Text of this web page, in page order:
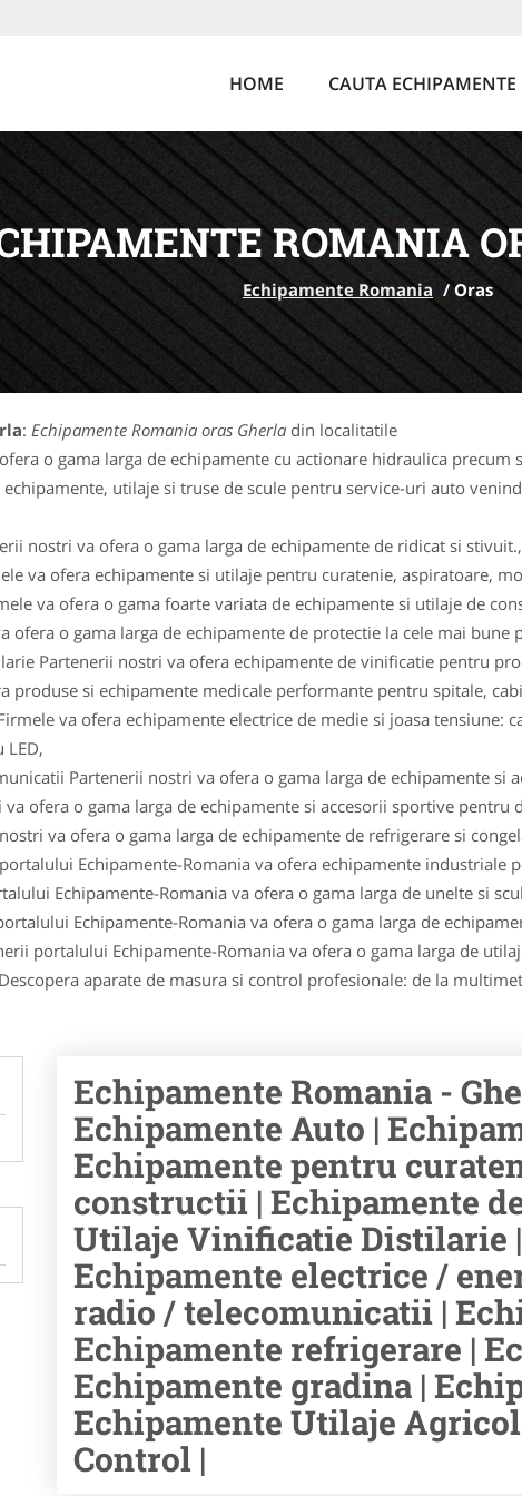
HOME CAUTA
ROMANIA
Echipamente Romania /Oras
: Echipamente Romania oras Gherla din localitatile
o gama larga de echipamente cu actionare hidraulica precum
echipamente, utilaje si truse de scule pentru service-uri auto
nostri va ofera o gama larga de echipamente de ridicat si stivuit.,
va ofera echipamente si utilaje pentru curatenie, aspiratoare,
va ofera o gama foarte variata de echipamente si utilaje de
ofera o gama larga de echipamente de protectie la cele mai
Partenerii nostri va ofera echipamente de vinificatie pentru
produse si echipamente medicale performante pentru spitale,
va ofera echipamente electrice de medie si joasa
LED,
Partenerii nostri va ofera o gama larga de echipamente si
ofera o gama larga de echipamente si accesorii sportive pentru
va ofera o gama larga de echipamente de refrigerare si
Echipamente-Romania va ofera echipamente industriale
Echipamente-Romania va ofera o gama larga de unelte si
Echipamente-Romania va ofera o gama larga de
portalului Echipamente-Romania va ofera o gama larga de
aparate de masura si control profesionale: de la
Echipamente Romania -
Echipamente Auto |
Echipamente pentru
constructii | Echipamente
Utilaje Vinificatie Distilarie
Echipamente electrice /
radio / telecomunicatii |
Echipamente refrigerare |
Echipamente gradina |
Echipamente Utilaje
Control |